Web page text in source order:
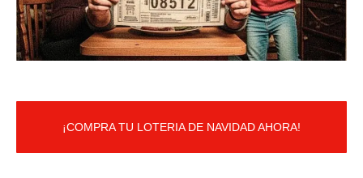
¡COMPRA TU LOTERIA DE NAVIDAD AHORA!